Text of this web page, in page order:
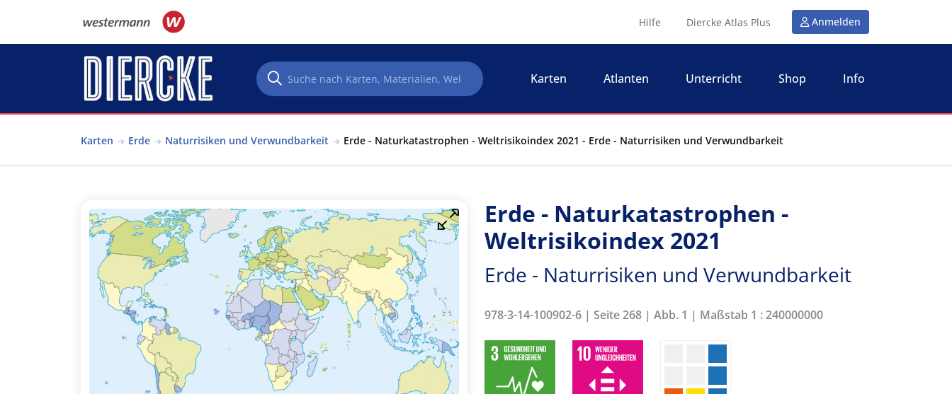
Hilfe Diercke Atlas Plus Anmelden
Karten Atlanten Unterricht Shop Info
Karten Erde Naturrisiken und Verwundbarkeit Erde - Naturkatastrophen - Weltrisikoindex 2021 - Erde - Naturrisiken und Verwundbarkeit
Erde - Naturkatastrophen -
Weltrisikoindex 2021
Erde - Naturrisiken und Verwundbarkeit
978-3-14-100902-6 | Seite 268 | Abb. 1 | Maßstab 1 : 240000000